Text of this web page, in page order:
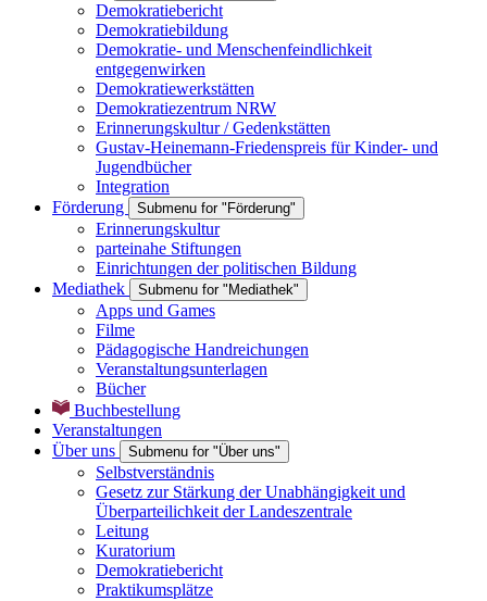
Demokratiebericht
Demokratiebildung
Demokratie- und Menschenfeindlichkeit
entgegenwirken
Demokratiewerkstätten
Demokratiezentrum NRW
Erinnerungskultur / Gedenkstätten
Gustav-Heinemann-Friedenspreis für Kinder- und
Jugendbücher
Integration
Förderung
Submenu for "Förderung"
Erinnerungskultur
parteinahe Stiftungen
Einrichtungen der politischen Bildung
Mediathek
Submenu for "Mediathek"
Apps und Games
Filme
Pädagogische Handreichungen
Veranstaltungsunterlagen
Bücher
Buchbestellung
Veranstaltungen
Über uns
Submenu for "Über uns"
Selbstverständnis
Gesetz zur Stärkung der Unabhängigkeit und
Überparteilichkeit der Landeszentrale
Leitung
Kuratorium
Demokratiebericht
Praktikumsplätze